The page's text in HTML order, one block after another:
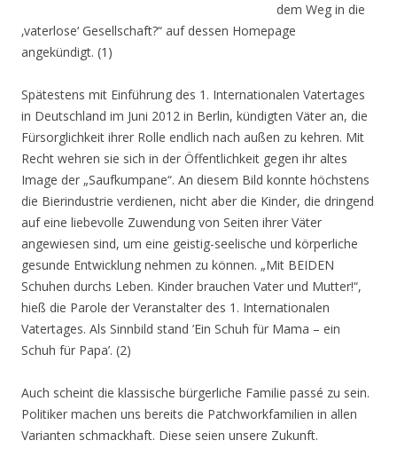
dem Weg in die
‚vaterlose‘ Gesellschaft?“ auf dessen Homepage
angekündigt. (1)
Spätestens mit Einführung des 1. Internationalen Vatertages
in Deutschland im Juni 2012 in Berlin, kündigten Väter an, die
Fürsorglichkeit ihrer Rolle endlich nach außen zu kehren. Mit
Recht wehren sie sich in der Öffentlichkeit gegen ihr altes
Image der „Saufkumpane“. An diesem Bild konnte höchstens
die Bierindustrie verdienen, nicht aber die Kinder, die dringend
auf eine liebevolle Zuwendung von Seiten ihrer Väter
angewiesen sind, um eine geistig-seelische und körperliche
gesunde Entwicklung nehmen zu können. „Mit BEIDEN
Schuhen durchs Leben. Kinder brauchen Vater und Mutter!“,
hieß die Parole der Veranstalter des 1. Internationalen
Vatertages. Als Sinnbild stand ’Ein Schuh für Mama – ein
Schuh für Papa’. (2)
Auch scheint die klassische bürgerliche Familie passé zu sein.
Politiker machen uns bereits die Patchworkfamilien in allen
Varianten schmackhaft. Diese seien unsere Zukunft.